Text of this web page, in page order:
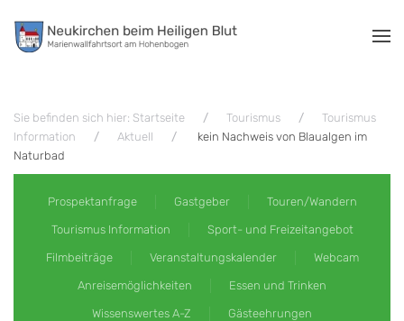
Zum Hauptinhalt springen
Sie befinden sich hier: Startseite Tourismus
Tourismus
Information
Aktuell
kein Nachweis von Blaualgen im
Naturbad
Prospektanfrage Gastgeber Touren/Wandern
Tourismus Information Sport- und Freizeitangebot
Filmbeiträge Veranstaltungskalender Webcam
Anreisemöglichkeiten Essen und Trinken
Wissenswertes A-Z Gästeehrungen